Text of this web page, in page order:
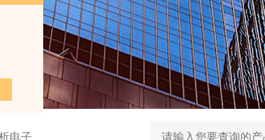
天平 GH252当天发货AND爱安德分析电子天平